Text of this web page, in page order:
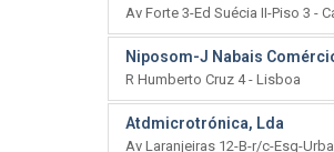
Av Forte 3-Ed Suécia II-Piso 3 -
Niposom-J Nabais
R Humberto Cruz 4 - Lisboa
Atdmicrotrónica, Lda
Av Laranjeiras 12-B-r/c-Esq-